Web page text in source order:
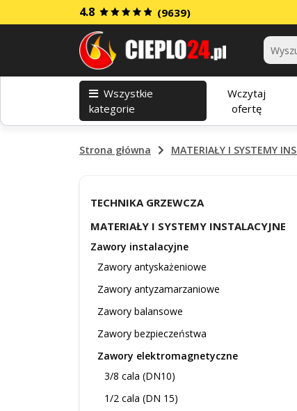
4.8 (9639)
Kategorie
Wszystkie
kategorie
Wczytaj
ofertę
Strona główna MATERIAŁY I SYSTEMY
TECHNIKA GRZEWCZA
MATERIAŁY I SYSTEMY INSTALACYJNE
Zawory instalacyjne
Zawory antyskażeniowe
Zawory antyzamarzaniowe
Zawory balansowe
Zawory bezpieczeństwa
Zawory elektromagnetyczne
3/8 cala (DN10)
1/2 cala (DN 15)